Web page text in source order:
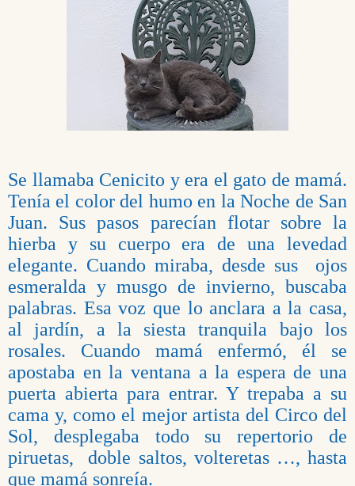
Se llamaba Cenicito y era el gato de mamá.
Tenía el color del humo en la Noche de San
Juan. Sus pasos parecían flotar sobre la
hierba y su cuerpo era de una levedad
elegante. Cuando miraba, desde sus
ojos
esmeralda y musgo de invierno, buscaba
palabras. Esa voz que lo anclara a la casa,
al jardín, a la siesta tranquila bajo los
rosales. Cuando mamá enfermó, él se
apostaba en la ventana a la espera de una
puerta abierta para entrar. Y trepaba a su
cama y, como el mejor artista del Circo del
Sol, desplegaba todo su repertorio de
piruetas, doble saltos, volteretas …, hasta
que mamá sonreía.